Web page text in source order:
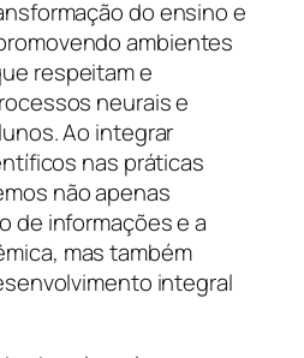
do ensino e
ambientes
respeitam e
neurais e
Ao integrar
nas práticas
não apenas
de informações e a
mas também
integral